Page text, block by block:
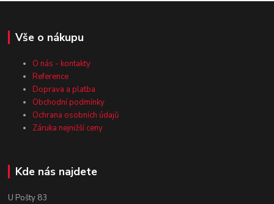
Vše o nákupu
O nás - kontakty
Reference
Doprava a platba
Obchodní podmínky
Ochrana osobních údajů
Záruka nejnižší ceny
Kde nás najdete
U Pošty 83